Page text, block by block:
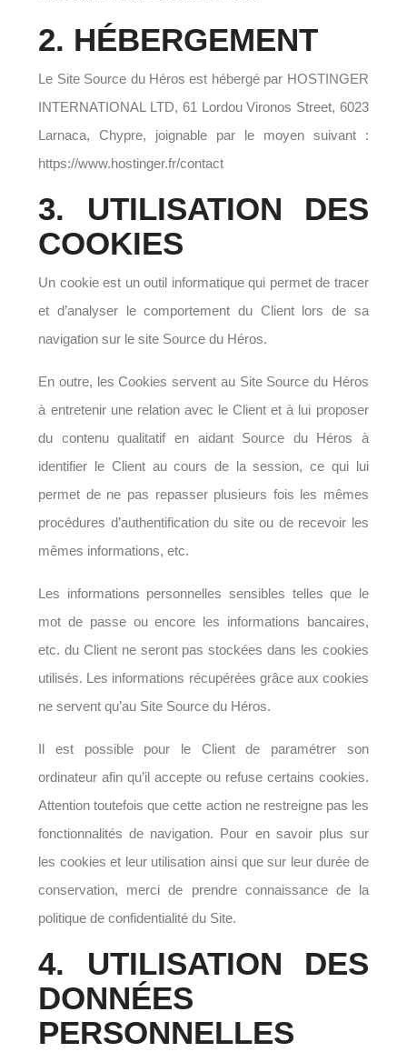
2. HÉBERGEMENT
Le Site Source du Héros est hébergé par HOSTINGER
INTERNATIONAL LTD, 61 Lordou Vironos Street, 6023
Larnaca, Chypre, joignable par le moyen suivant :
https://www.hostinger.fr/contact
3. UTILISATION DES
COOKIES
Un cookie est un outil informatique qui permet de tracer
et d’analyser le comportement du Client lors de sa
navigation sur le site Source du Héros.
En outre, les Cookies servent au Site Source du Héros
à entretenir une relation avec le Client et à lui proposer
du contenu qualitatif en aidant Source du Héros à
identifier le Client au cours de la session, ce qui lui
permet de ne pas repasser plusieurs fois les mêmes
procédures d’authentification du site ou de recevoir les
mêmes informations, etc.
Les informations personnelles sensibles telles que le
mot de passe ou encore les informations bancaires,
etc. du Client ne seront pas stockées dans les cookies
utilisés. Les informations récupérées grâce aux cookies
ne servent qu’au Site Source du Héros.
Il est possible pour le Client de paramétrer son
ordinateur afin qu’il accepte ou refuse certains cookies.
Attention toutefois que cette action ne restreigne pas les
fonctionnalités de navigation. Pour en savoir plus sur
les cookies et leur utilisation ainsi que sur leur durée de
conservation, merci de prendre connaissance de la
politique de confidentialité du Site.
4. UTILISATION DES
DONNÉES
PERSONNELLES